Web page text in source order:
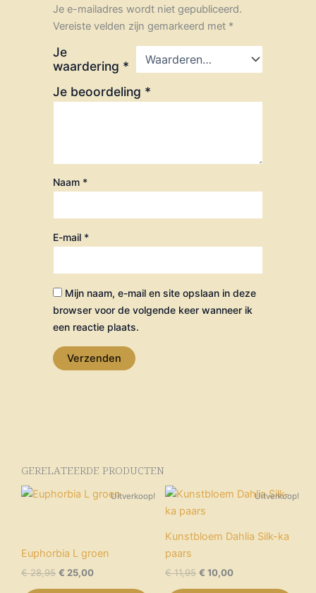
Je e-mailadres wordt niet gepubliceerd.
Vereiste velden zijn gemarkeerd met *
Je
waardering *
Je beoordeling *
Naam *
E-mail *
Mijn naam, e-mail en site opslaan in deze
browser voor de volgende keer wanneer ik
een reactie plaats.
GERELATEERDE PRODUCTEN
Uitverkoop!
Euphorbia L groen
€28,95
Oorspronkelijke
€ 25,00
Huidige
prijs
Uitverkoop!
Kunstbloem Dahlia Silk-ka
paars
€11,95
Oorspronkelijke
was:
€ 10,00
Huidige